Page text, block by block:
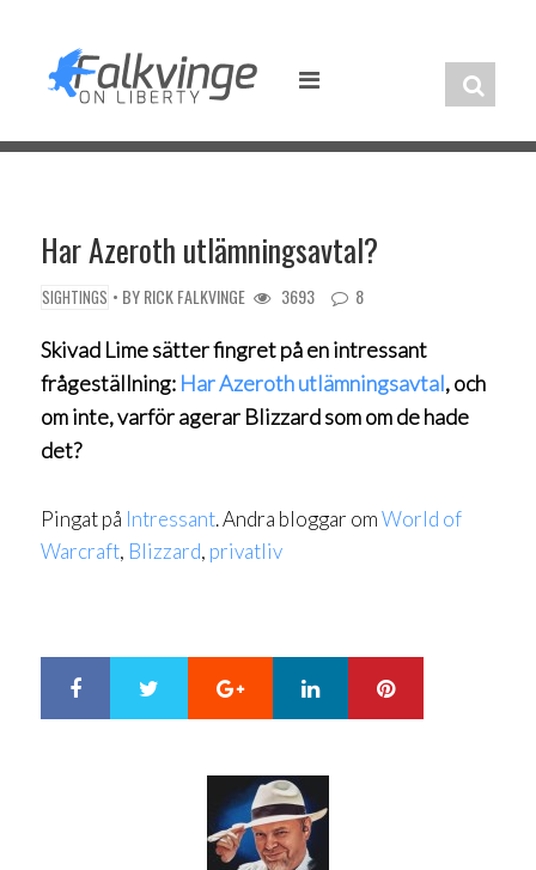
content
Har Azeroth utlämningsavtal?
SIGHTINGS • BYRICK FALKVINGE 3693 8
Skivad Lime sätter fingret på en intressant
frågeställning: Har Azeroth utlämningsavtal, och
om inte, varför agerar Blizzard som om de hade
det?
Pingat på Intressant. Andra bloggar omWorld of
Warcraft, Blizzard, privatliv
Google+ LinkedIn